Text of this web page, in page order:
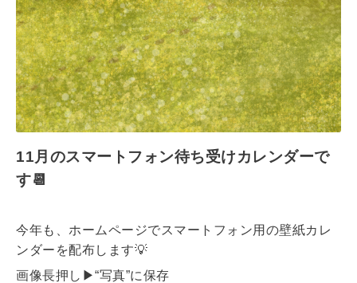
11月のスマートフォン待ち受けカレンダーで
す📆
今年も、ホームページでスマートフォン用の壁紙カレ
ンダーを配布します💡
画像長押し▶︎“写真”に保存